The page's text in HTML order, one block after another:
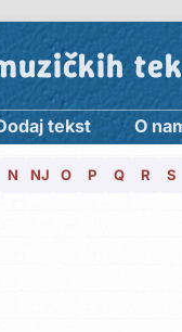
tekst O
N NJ O P Q R S